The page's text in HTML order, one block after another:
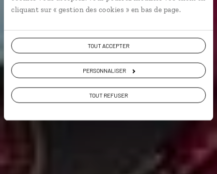
cliquant sur « gestion des cookies » en bas de page.
TOUT ACCEPTER
PERSONNALISER
TOUT REFUSER
VOIR NOS 27 IDÉES DE VOYAGE